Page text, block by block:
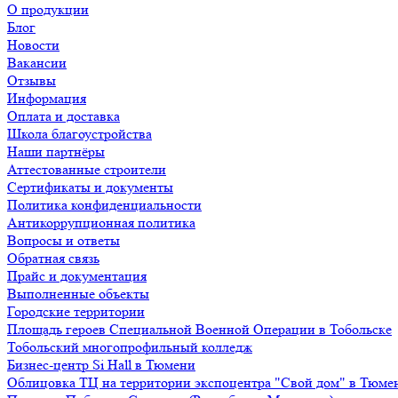
О продукции
Блог
Новости
Вакансии
Отзывы
Информация
Оплата и доставка
Школа благоустройства
Наши партнёры
Аттестованные строители
Сертификаты и документы
Политика конфиденциальности
Антикоррупционная политика
Вопросы и ответы
Обратная связь
Прайс и документация
Выполненные объекты
Городские территории
Площадь героев Специальной Военной Операции в Тобольске
Тобольский многопрофильный колледж
Бизнес-центр Si Hall в Тюмени
Облицовка ТЦ на территории экспоцентра "Свой дом" в